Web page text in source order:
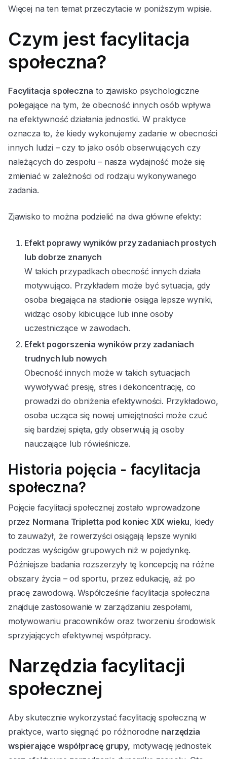
Więcej na ten temat przeczytacie w poniższym wpisie.
Czym jest facylitacja
społeczna?
Facylitacja społeczna to zjawisko psychologiczne
polegające na tym, że obecność innych osób wpływa
na efektywność działania jednostki. W praktyce
oznacza to, że kiedy wykonujemy zadanie w obecności
innych ludzi – czy to jako osób obserwujących czy
należących do zespołu – nasza wydajność może się
zmieniać w zależności od rodzaju wykonywanego
zadania.
Zjawisko to można podzielić na dwa główne efekty:
Efekt poprawy wyników przy zadaniach prostych
lub dobrze znanych
W takich przypadkach obecność innych działa
motywująco. Przykładem może być sytuacja, gdy
osoba biegająca na stadionie osiąga lepsze wyniki,
widząc osoby kibicujące lub inne osoby
uczestniczące w zawodach.
Efekt pogorszenia wyników przy zadaniach
trudnych lub nowych
Obecność innych może w takich sytuacjach
wywoływać presję, stres i dekoncentrację, co
prowadzi do obniżenia efektywności. Przykładowo,
osoba ucząca się nowej umiejętności może czuć
się bardziej spięta, gdy obserwują ją osoby
nauczające lub rówieśnicze.
Historia pojęcia - facylitacja
społeczna?
Pojęcie facylitacji społecznej zostało wprowadzone
przez Normana Tripletta pod koniec XIX wieku, kiedy
to zauważył, że rowerzyści osiągają lepsze wyniki
podczas wyścigów grupowych niż w pojedynkę.
Późniejsze badania rozszerzyły tę koncepcję na różne
obszary życia – od sportu, przez edukację, aż po
pracę zawodową. Współcześnie facylitacja społeczna
znajduje zastosowanie w zarządzaniu zespołami,
motywowaniu pracowników oraz tworzeniu środowisk
sprzyjających efektywnej współpracy.
Narzędzia facylitacji
społecznej
Aby skutecznie wykorzystać facylitację społeczną w
praktyce, warto sięgnąć po różnorodne narzędzia
wspierające współpracę grupy, motywację jednostek